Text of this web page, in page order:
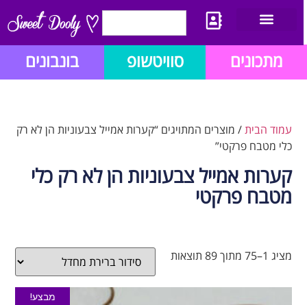
מתכונים סוויטשופ בונבונים
עמוד הבית/ מוצרים המתויגים “קערות אמייל צבעוניות הן לא רק
כלי מטבח פרקטי”
קערות אמייל צבעוניות הן לא רק כלי
מטבח פרקטי
מציג 1–75 מתוך 89 תוצאות
מבצע!